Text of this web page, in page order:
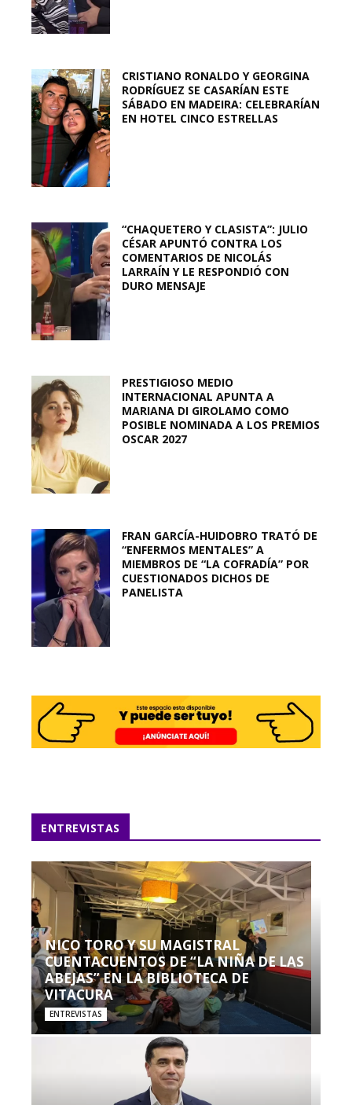
CRISTIANO RONALDO Y GEORGINA
RODRÍGUEZ SE CASARÍAN ESTE
SÁBADO EN MADEIRA: CELEBRARÍAN
EN HOTEL CINCO ESTRELLAS
“CHAQUETERO Y CLASISTA”: JULIO
CÉSAR APUNTÓ CONTRA LOS
COMENTARIOS DE NICOLÁS
LARRAÍN Y LE RESPONDIÓ CON
DURO MENSAJE
PRESTIGIOSO MEDIO
INTERNACIONAL APUNTA A
MARIANA DI GIROLAMO COMO
POSIBLE NOMINADA A LOS PREMIOS
OSCAR 2027
FRAN GARCÍA-HUIDOBRO TRATÓ DE
“ENFERMOS MENTALES” A
MIEMBROS DE “LA COFRADÍA” POR
CUESTIONADOS DICHOS DE
PANELISTA
ENTREVISTAS
NICO TORO Y SU MAGISTRAL
CUENTACUENTOS DE “LA NIÑA DE LAS
ABEJAS” EN LA BIBLIOTECA DE
VITACURA
ENTREVISTAS